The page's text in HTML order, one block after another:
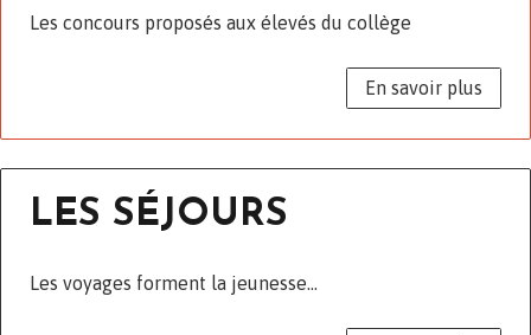
Les concours proposés aux élevés du collège
En savoir plus
LES SÉJOURS
Les voyages forment la jeunesse…